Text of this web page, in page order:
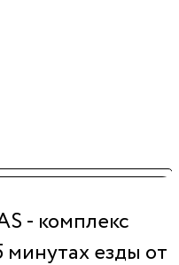
- комплекс
минутах езды от